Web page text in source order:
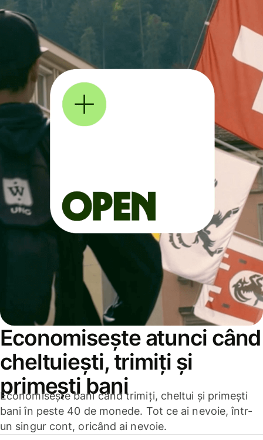
Economisește atunci când
cheltuiești, trimiți și
primești bani
Economisește bani când trimiți, cheltui și primești
bani în peste 40 de monede. Tot ce ai nevoie, într-
un singur cont, oricând ai nevoie.